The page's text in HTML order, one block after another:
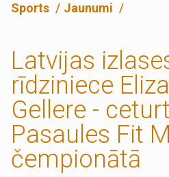
Sports Jaunumi
Latvijas
rīdziniece
Gellere -
Pasaules Fit
čempionātā